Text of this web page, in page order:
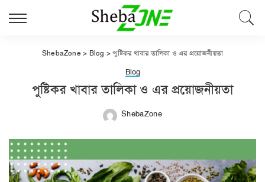
ShebaZone > Blog >পুষ্টিকর খাবার তালিকা ও এর প্রয়োজনীয়তা
Blog
পুষ্টিকর খাবার তালিকা ও এর প্রয়োজনীয়তা
ShebaZone